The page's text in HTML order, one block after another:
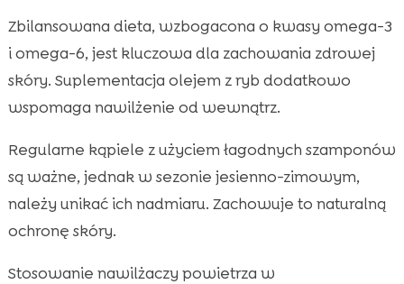
Zbilansowana dieta, wzbogacona o kwasy omega-3
i omega-6, jest kluczowa dla zachowania zdrowej
skóry. Suplementacja olejem z ryb dodatkowo
wspomaga nawilżenie od wewnątrz.
Regularne kąpiele z użyciem łagodnych szamponów
są ważne, jednak w sezonie jesienno-zimowym,
należy unikać ich nadmiaru. Zachowuje to naturalną
ochronę skóry.
Stosowanie nawilżaczy powietrza w